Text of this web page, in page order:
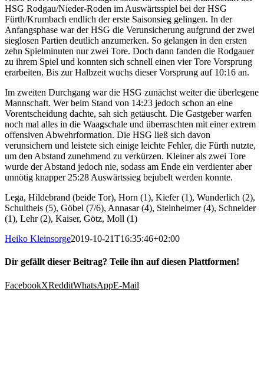
HSG Rodgau/Nieder-Roden im Auswärtsspiel bei der HSG
Fürth/Krumbach endlich der erste Saisonsieg gelingen. In der
Anfangsphase war der HSG die Verunsicherung aufgrund der zwei
sieglosen Partien deutlich anzumerken. So gelangen in den ersten
zehn Spielminuten nur zwei Tore. Doch dann fanden die Rodgauer
zu ihrem Spiel und konnten sich schnell einen vier Tore Vorsprung
erarbeiten. Bis zur Halbzeit wuchs dieser Vorsprung auf 10:16 an.
Im zweiten Durchgang war die HSG zunächst weiter die überlegene
Mannschaft. Wer beim Stand von 14:23 jedoch schon an eine
Vorentscheidung dachte, sah sich getäuscht. Die Gastgeber warfen
noch mal alles in die Waagschale und überraschten mit einer extrem
offensiven Abwehrformation. Die HSG ließ sich davon
verunsichern und leistete sich einige leichte Fehler, die Fürth nutzte,
um den Abstand zunehmend zu verkürzen. Kleiner als zwei Tore
wurde der Abstand jedoch nie, sodass am Ende ein verdienter aber
unnötig knapper 25:28 Auswärtssieg bejubelt werden konnte.
Lega, Hildebrand (beide Tor), Horn (1), Kiefer (1), Wunderlich (2),
Schultheis (5), Göbel (7/6), Annasar (4), Steinheimer (4), Schneider
(1), Lehr (2), Kaiser, Götz, Moll (1)
Heiko Kleinsorge2019-10-21T16:35:46+02:00
Dir gefällt dieser Beitrag? Teile ihn auf diesen Plattformen!
FacebookXRedditWhatsAppE-Mail